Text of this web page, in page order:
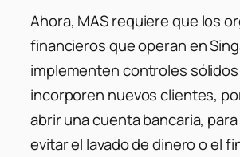
Ahora, MAS requiere que los
financieros que operan en
implementen controles
incorporen nuevos clientes,
abrir una cuenta bancaria,
evitar el lavado de dinero o el